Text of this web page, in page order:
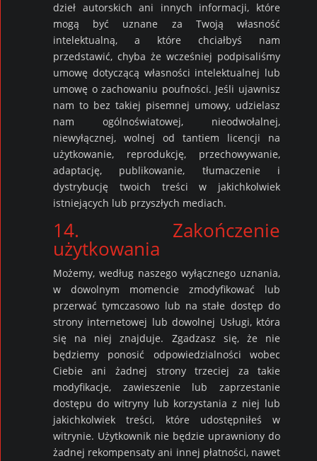
dzieł autorskich ani innych informacji, które
mogą być uznane za Twoją własność
intelektualną, a które chciałbyś nam
przedstawić, chyba że wcześniej podpisaliśmy
umowę dotyczącą własności intelektualnej lub
umowę o zachowaniu poufności. Jeśli ujawnisz
nam to bez takiej pisemnej umowy, udzielasz
nam ogólnoświatowej, nieodwołalnej,
niewyłącznej, wolnej od tantiem licencji na
użytkowanie, reprodukcję, przechowywanie,
adaptację, publikowanie, tłumaczenie i
dystrybucję twoich treści w jakichkolwiek
istniejących lub przyszłych mediach.
14. Zakończenie
użytkowania
Możemy, według naszego wyłącznego uznania,
w dowolnym momencie zmodyfikować lub
przerwać tymczasowo lub na stałe dostęp do
strony internetowej lub dowolnej Usługi, która
się na niej znajduje. Zgadzasz się, że nie
będziemy ponosić odpowiedzialności wobec
Ciebie ani żadnej strony trzeciej za takie
modyfikacje, zawieszenie lub zaprzestanie
dostępu do witryny lub korzystania z niej lub
jakichkolwiek treści, które udostępniłeś w
witrynie. Użytkownik nie będzie uprawniony do
żadnej rekompensaty ani innej płatności, nawet